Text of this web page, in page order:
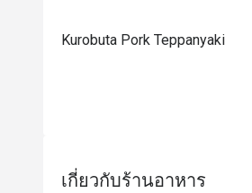
Kurobuta Pork Teppanyaki
เกี่ยวกับร้านอาหาร